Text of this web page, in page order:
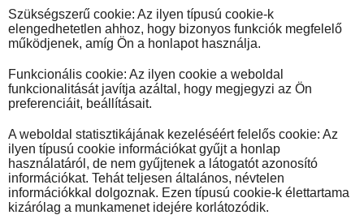
Szükségszerű cookie: Az ilyen típusú cookie-k
elengedhetetlen ahhoz, hogy bizonyos funkciók megfelelő
működjenek, amíg Ön a honlapot használja.
Funkcionális cookie: Az ilyen cookie a weboldal
funkcionalitását javítja azáltal, hogy megjegyzi az Ön
preferenciáit, beállításait.
A weboldal statisztikájának kezeléséért felelős cookie: Az
ilyen típusú cookie információkat gyűjt a honlap
használatáról, de nem gyűjtenek a látogatót azonosító
információkat. Tehát teljesen általános, névtelen
információkkal dolgoznak. Ezen típusú cookie-k élettartama
kizárólag a munkamenet idejére korlátozódik.